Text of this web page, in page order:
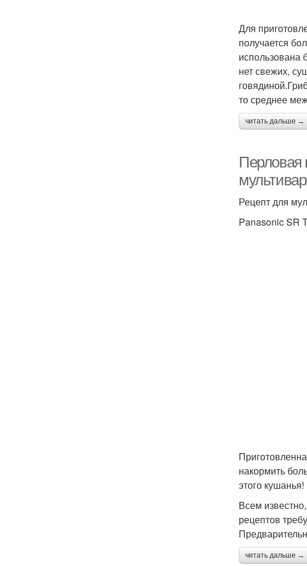
Для
получается
использована
нет свежих,
то среднее
читать дальше →
Перловая
Рецепт для
Panasonic SR
накормить
этого кушанья!
Всем
рецептов
читать дальше →